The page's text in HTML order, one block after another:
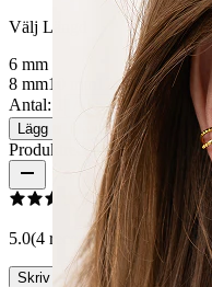
Välj Längd
6 mm
8 mm10 mm
12 mm
Antal: 1
Ändra
Lägg till i kundvagn
Produktrecensioner
5.0(4 recensioner)
Skriv en recension